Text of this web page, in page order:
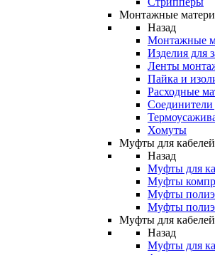
Монтажные
Назад
Монтажные
Изделия для
Ленты
Пайка и
Расходные
Хомуты
Муфты для
Назад
Муфты для
Муфты
Муфты
Муфты
Муфты для
Назад
Муфты для